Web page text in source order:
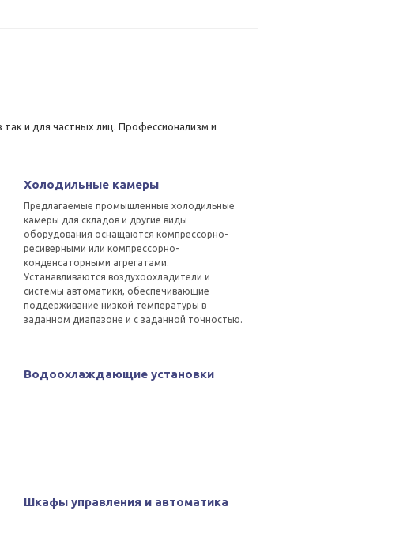
и для частных лиц. Профессионализм и
Холодильные камеры
Предлагаемые промышленные холодильные
камеры для складов и другие виды
оборудования оснащаются компрессорно-
ресиверными или компрессорно-
конденсаторными агрегатами.
Устанавливаются воздухоохладители и
системы автоматики, обеспечивающие
поддерживание низкой температуры в
заданном диапазоне и с заданной точностью.
Водоохлаждающие установки
Шкафы управления и автоматика